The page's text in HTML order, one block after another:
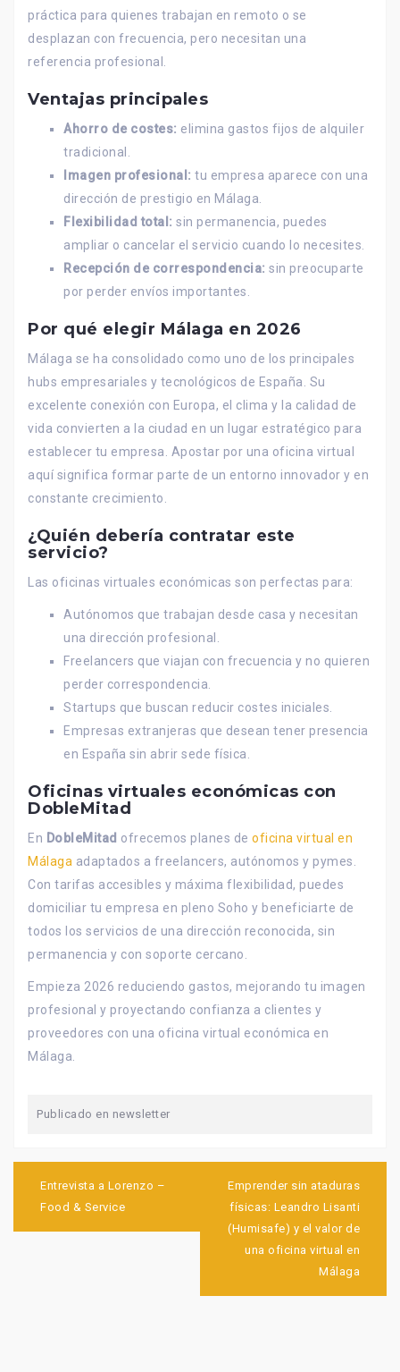
práctica para quienes trabajan en remoto o se
desplazan con frecuencia, pero necesitan una
referencia profesional.
Ventajas principales
Ahorro de costes: elimina gastos fijos de alquiler
tradicional.
Imagen profesional: tu empresa aparece con una
dirección de prestigio en Málaga.
Flexibilidad total: sin permanencia, puedes
ampliar o cancelar el servicio cuando lo necesites.
Recepción de correspondencia: sin preocuparte
por perder envíos importantes.
Por qué elegir Málaga en 2026
Málaga se ha consolidado como uno de los principales
hubs empresariales y tecnológicos de España. Su
excelente conexión con Europa, el clima y la calidad de
vida convierten a la ciudad en un lugar estratégico para
establecer tu empresa. Apostar por una oficina virtual
aquí significa formar parte de un entorno innovador y en
constante crecimiento.
¿Quién debería contratar este
servicio?
Las oficinas virtuales económicas son perfectas para:
Autónomos que trabajan desde casa y necesitan
una dirección profesional.
Freelancers que viajan con frecuencia y no quieren
perder correspondencia.
Startups que buscan reducir costes iniciales.
Empresas extranjeras que desean tener presencia
en España sin abrir sede física.
Oficinas virtuales económicas con
DobleMitad
En DobleMitad ofrecemos planes de oficina virtual en
Málaga adaptados a freelancers, autónomos y pymes.
Con tarifas accesibles y máxima flexibilidad, puedes
domiciliar tu empresa en pleno Soho y beneficiarte de
todos los servicios de una dirección reconocida, sin
permanencia y con soporte cercano.
Empieza 2026 reduciendo gastos, mejorando tu imagen
profesional y proyectando confianza a clientes y
proveedores con una oficina virtual económica en
Málaga.
Publicado en newsletter
entradas
Entrevista a Lorenzo –
Food & Service
Emprender sin ataduras
físicas: Leandro Lisanti
(Humisafe) y el valor de
una oficina virtual en
Málaga